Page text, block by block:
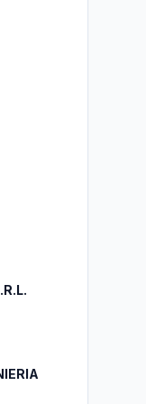
CORPORATIVA S.R.L.